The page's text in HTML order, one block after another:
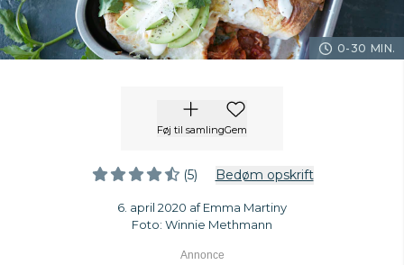
0-30 MIN.
Føj til samlingGem
(5) Bedøm opskrift
6. april 2020 af Emma Martiny
Foto: Winnie Methmann